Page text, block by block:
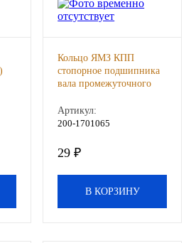
Кольцо ЯМЗ КПП
стопорное подшипника
вала промежуточного
Артикул:
200-1701065
29 ₽
В КОРЗИНУ